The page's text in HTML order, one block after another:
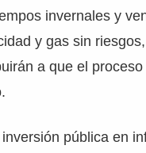
invernales y
y gas sin
a que el
pública en